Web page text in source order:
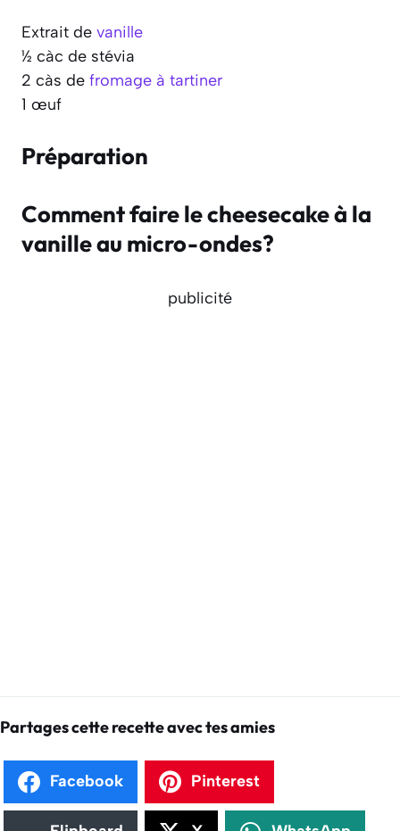
Extrait de vanille
½ càc de stévia
2 càs de fromage à tartiner
1 œuf
Préparation
Comment faire le cheesecake à la
vanille au micro-ondes?
publicité
Partages cette recette avec tes amies
Facebook Pinterest